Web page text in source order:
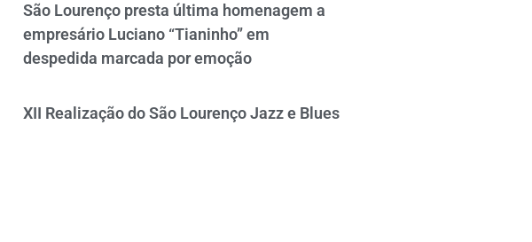
São Lourenço presta última homenagem a
empresário Luciano “Tianinho” em
despedida marcada por emoção
XII Realização do São Lourenço Jazz e Blues